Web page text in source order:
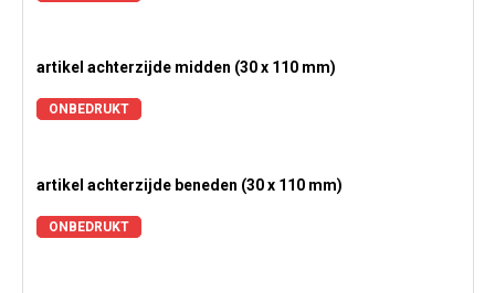
artikel achterzijde midden (30 x 110 mm)
ONBEDRUKT
artikel achterzijde beneden (30 x 110 mm)
ONBEDRUKT